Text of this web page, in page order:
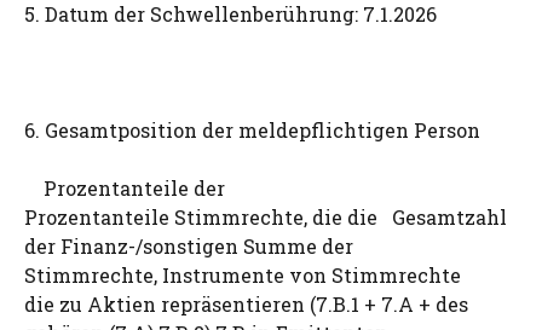
5. Datum der Schwellenberührung: 7.1.2026
6. Gesamtposition der meldepflichtigen Person
Prozentanteile der
Prozentanteile Stimmrechte, die die Gesamtzahl
der Finanz-/sonstigen Summe der
Stimmrechte, Instrumente von Stimmrechte
die zu Aktien repräsentieren (7.B.1 + 7.A + des